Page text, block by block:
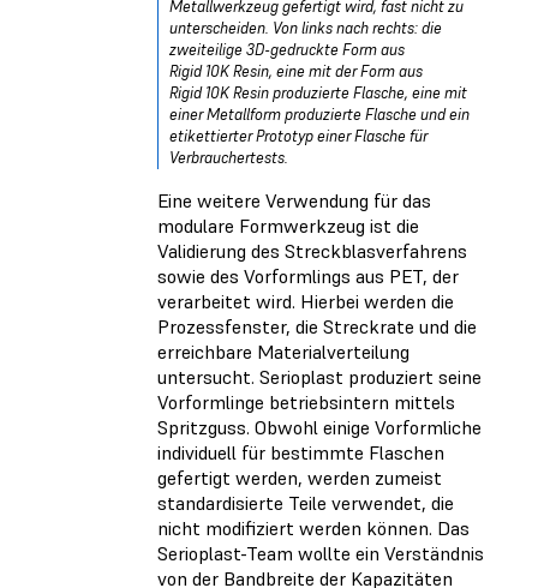
Metallwerkzeug gefertigt wird, fast nicht zu
unterscheiden. Von links nach rechts: die
zweiteilige 3D-gedruckte Form aus
Rigid 10K Resin, eine mit der Form aus
Rigid 10K Resin produzierte Flasche, eine mit
einer Metallform produzierte Flasche und ein
etikettierter Prototyp einer Flasche für
Verbrauchertests.
Eine weitere Verwendung für das
modulare Formwerkzeug ist die
Validierung des Streckblasverfahrens
sowie des Vorformlings aus PET, der
verarbeitet wird. Hierbei werden die
Prozessfenster, die Streckrate und die
erreichbare Materialverteilung
untersucht. Serioplast produziert seine
Vorformlinge betriebsintern mittels
Spritzguss. Obwohl einige Vorformliche
individuell für bestimmte Flaschen
gefertigt werden, werden zumeist
standardisierte Teile verwendet, die
nicht modifiziert werden können. Das
Serioplast-Team wollte ein Verständnis
von der Bandbreite der Kapazitäten